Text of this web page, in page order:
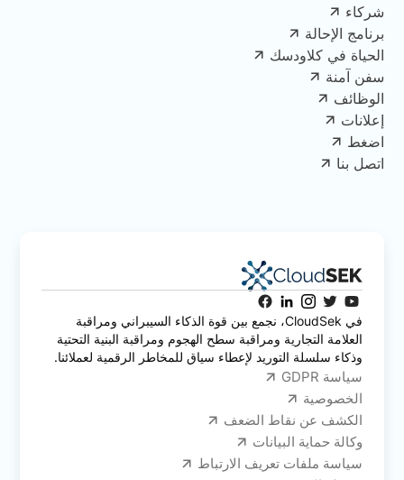
شركاء
برنامج الإحالة
الحياة في كلاودسك
سفن آمنة
الوظائف
إعلانات
اضغط
اتصل بنا
في CloudSek، نجمع بين قوة الذكاء السيبراني ومراقبة
العلامة التجارية ومراقبة سطح الهجوم ومراقبة البنية التحتية
وذكاء سلسلة التوريد لإعطاء سياق للمخاطر الرقمية لعملائنا.
سياسة GDPR
الخصوصية
الكشف عن نقاط الضعف
وكالة حماية البيانات
سياسة ملفات تعريف الارتباط